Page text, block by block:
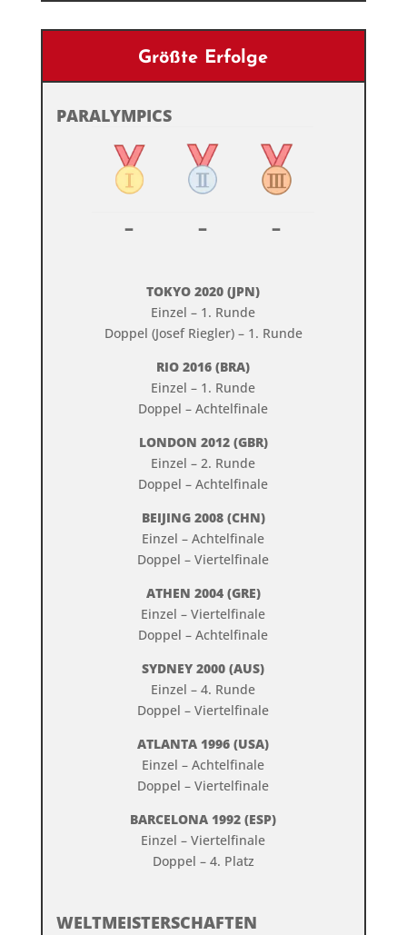
Größte Erfolge
PARALYMPICS
– – –
TOKYO 2020 (JPN)
Einzel – 1. Runde
Doppel (Josef Riegler) – 1. Runde
RIO 2016 (BRA)
Einzel – 1. Runde
Doppel – Achtelfinale
LONDON 2012 (GBR)
Einzel – 2. Runde
Doppel – Achtelfinale
BEIJING 2008 (CHN)
Einzel – Achtelfinale
Doppel – Viertelfinale
ATHEN 2004 (GRE)
Einzel – Viertelfinale
Doppel – Achtelfinale
SYDNEY 2000 (AUS)
Einzel – 4. Runde
Doppel – Viertelfinale
ATLANTA 1996 (USA)
Einzel – Achtelfinale
Doppel – Viertelfinale
BARCELONA 1992 (ESP)
Einzel – Viertelfinale
Doppel – 4. Platz
WELTMEISTERSCHAFTEN